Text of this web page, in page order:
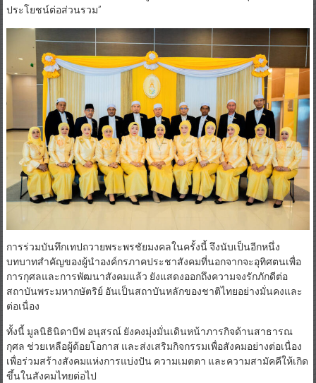
ประโยชน์ต่อส่วนรวม”
การร่วมบันทึกเทปถวายพระพรชัยมงคลในครั้งนี้ จึงนับเป็นอีกหนึ่ง
บทบาทสำคัญของผู้นำองค์กรภาคประชาสังคมที่นอกจากจะอุทิศตนเพื่อ
การกุศลและการพัฒนาสังคมแล้ว ยังแสดงออกถึงความจงรักภักดีต่อ
สถาบันพระมหากษัตริย์ อันเป็นสถาบันหลักของชาติไทยอย่างมั่นคงและ
ต่อเนื่อง
ทั้งนี้ มูลนิธินิดาบีฟ อนุสรณ์ ยังคงมุ่งมั่นเดินหน้าภารกิจด้านสาธารณ
กุศล ช่วยเหลือผู้ด้อยโอกาส และส่งเสริมกิจกรรมเพื่อสังคมอย่างต่อเนื่อง
เพื่อร่วมสร้างสังคมแห่งการแบ่งปัน ความเมตตา และความสามัคคีให้เกิด
ขึ้นในสังคมไทยต่อไป